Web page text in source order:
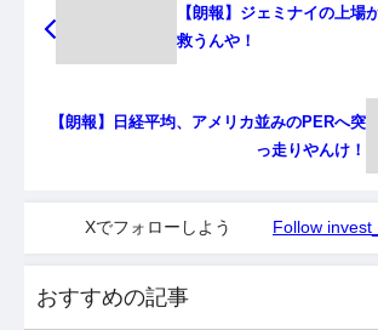
【朗報】ジェミナイの上場
救うんや！
【朗報】日経平均、アメリカ並みのPERへ突
っ走りやんけ！
Xでフォローしよう Follow
おすすめの記事